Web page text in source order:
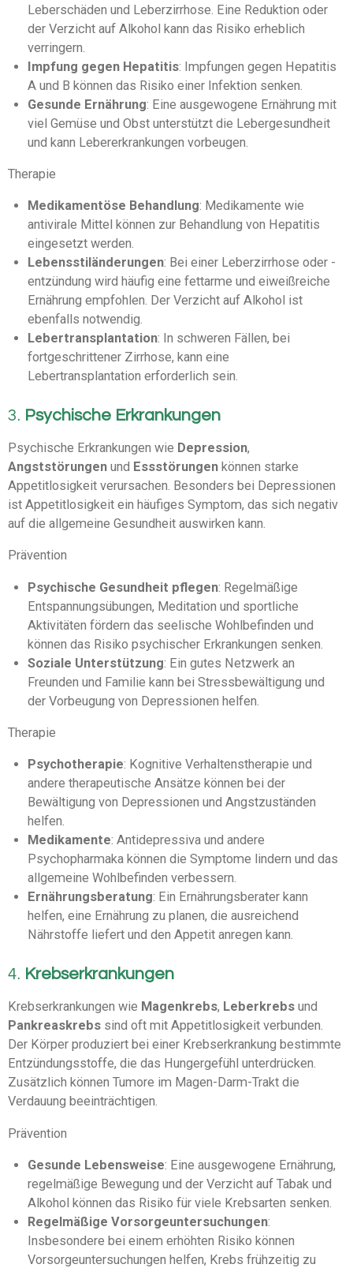
Leberschäden und Leberzirrhose. Eine Reduktion oder
der Verzicht auf Alkohol kann das Risiko erheblich
verringern.
Impfung gegen Hepatitis: Impfungen gegen Hepatitis
A und B können das Risiko einer Infektion senken.
Gesunde Ernährung: Eine ausgewogene Ernährung mit
viel Gemüse und Obst unterstützt die Lebergesundheit
und kann Lebererkrankungen vorbeugen.
Therapie
Medikamentöse Behandlung: Medikamente wie
antivirale Mittel können zur Behandlung von Hepatitis
eingesetzt werden.
Lebensstiländerungen: Bei einer Leberzirrhose oder -
entzündung wird häufig eine fettarme und eiweißreiche
Ernährung empfohlen. Der Verzicht auf Alkohol ist
ebenfalls notwendig.
Lebertransplantation: In schweren Fällen, bei
fortgeschrittener Zirrhose, kann eine
Lebertransplantation erforderlich sein.
3. Psychische Erkrankungen
Psychische Erkrankungen wie Depression,
Angststörungen und Essstörungen können starke
Appetitlosigkeit verursachen. Besonders bei Depressionen
ist Appetitlosigkeit ein häufiges Symptom, das sich negativ
auf die allgemeine Gesundheit auswirken kann.
Prävention
Psychische Gesundheit pflegen: Regelmäßige
Entspannungsübungen, Meditation und sportliche
Aktivitäten fördern das seelische Wohlbefinden und
können das Risiko psychischer Erkrankungen senken.
Soziale Unterstützung: Ein gutes Netzwerk an
Freunden und Familie kann bei Stressbewältigung und
der Vorbeugung von Depressionen helfen.
Therapie
Psychotherapie: Kognitive Verhaltenstherapie und
andere therapeutische Ansätze können bei der
Bewältigung von Depressionen und Angstzuständen
helfen.
Medikamente: Antidepressiva und andere
Psychopharmaka können die Symptome lindern und das
allgemeine Wohlbefinden verbessern.
Ernährungsberatung: Ein Ernährungsberater kann
helfen, eine Ernährung zu planen, die ausreichend
Nährstoffe liefert und den Appetit anregen kann.
4. Krebserkrankungen
Krebserkrankungen wie Magenkrebs, Leberkrebs und
Pankreaskrebs sind oft mit Appetitlosigkeit verbunden.
Der Körper produziert bei einer Krebserkrankung bestimmte
Entzündungsstoffe, die das Hungergefühl unterdrücken.
Zusätzlich können Tumore im Magen-Darm-Trakt die
Verdauung beeinträchtigen.
Prävention
Gesunde Lebensweise: Eine ausgewogene Ernährung,
regelmäßige Bewegung und der Verzicht auf Tabak und
Alkohol können das Risiko für viele Krebsarten senken.
Regelmäßige Vorsorgeuntersuchungen:
Insbesondere bei einem erhöhten Risiko können
Vorsorgeuntersuchungen helfen, Krebs frühzeitig zu